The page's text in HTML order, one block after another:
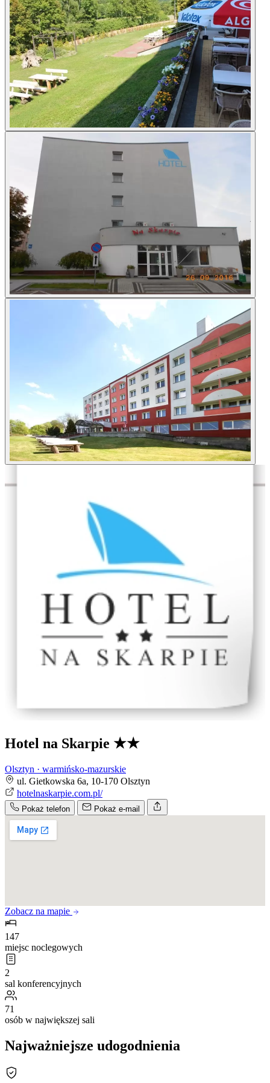
Hotel na Skarpie ★★
Olsztyn · warmińsko-mazurskie
ul. Gietkowska 6a, 10-170 Olsztyn
hotelnaskarpie.com.pl/
Pokaż telefon Pokaż e-mail
Zobacz na mapie
147
miejsc noclegowych
2
sal konferencyjnych
71
osób w największej sali
Najważniejsze udogodnienia